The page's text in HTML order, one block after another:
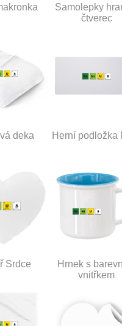
Samolepky
čtverec
deka Herní podložka
Srdce
Hrnek s
vnitřkem